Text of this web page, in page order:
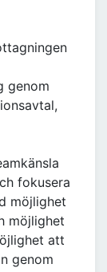
genom
fokusera
möjlighet
möjlighet
att
genom